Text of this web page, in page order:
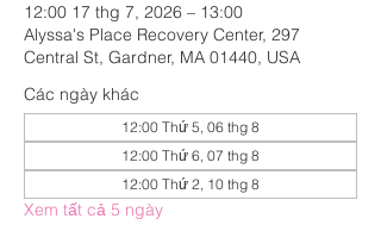
12:00 17 thg 7, 2026 – 13:00
Alyssa's Place Recovery Center, 297
Central St, Gardner, MA 01440, USA
Các ngày khác
12:00 Thứ 5, 06 thg 8
12:00 Thứ 6, 07 thg 8
12:00 Thứ 2, 10 thg 8
Xem tất cả 5 ngày